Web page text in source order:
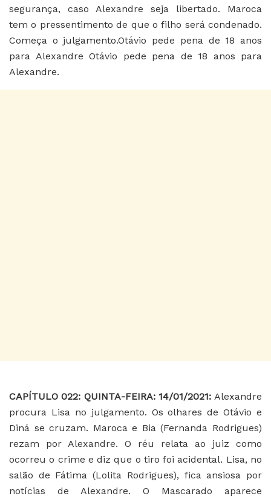
segurança, caso Alexandre seja libertado. Maroca
tem o pressentimento de que o filho será condenado.
Começa o julgamento.Otávio pede pena de 18 anos
para Alexandre Otávio pede pena de 18 anos para
Alexandre.
CAPÍTULO 022: QUINTA-FEIRA: 14/01/2021: Alexandre
procura Lisa no julgamento. Os olhares de Otávio e
Diná se cruzam. Maroca e Bia (Fernanda Rodrigues)
rezam por Alexandre. O réu relata ao juiz como
ocorreu o crime e diz que o tiro foi acidental. Lisa, no
salão de Fátima (Lolita Rodrigues), fica ansiosa por
notícias de Alexandre. O Mascarado aparece